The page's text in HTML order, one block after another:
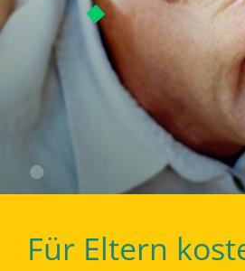
Für Eltern